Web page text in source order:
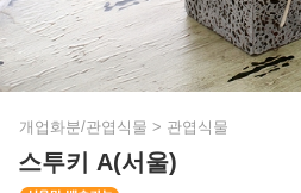
개업화분/관엽식물 > 관엽식물
스투키 A(서울)